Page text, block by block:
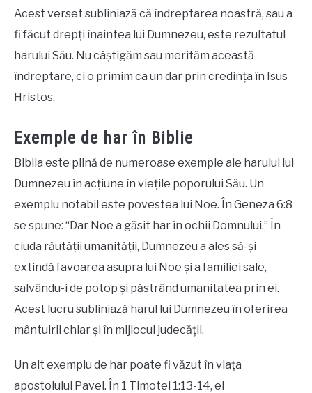
Acest verset subliniază că îndreptarea noastră, sau a
fi făcut drepți înaintea lui Dumnezeu, este rezultatul
harului Său. Nu câștigăm sau merităm această
îndreptare, ci o primim ca un dar prin credința în Isus
Hristos.
Exemple de har în Biblie
Biblia este plină de numeroase exemple ale harului lui
Dumnezeu în acțiune în viețile poporului Său. Un
exemplu notabil este povestea lui Noe. În Geneza 6:8
se spune: “Dar Noe a găsit har în ochii Domnului.” În
ciuda răutății umanității, Dumnezeu a ales să-și
extindă favoarea asupra lui Noe și a familiei sale,
salvându-i de potop și păstrând umanitatea prin ei.
Acest lucru subliniază harul lui Dumnezeu în oferirea
mântuirii chiar și în mijlocul judecății.
Un alt exemplu de har poate fi văzut în viața
apostolului Pavel. În 1 Timotei 1:13-14, el